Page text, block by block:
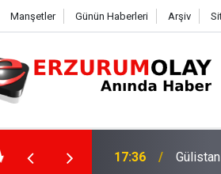
Manşetler Günün Haberleri Arşiv
12:29